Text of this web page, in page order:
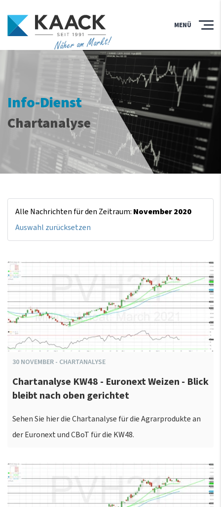
Näher am Markt!
MENÜ
Info-Dienst
Chartanalyse
Alle Nachrichten für den Zeitraum: November 2020
Auswahl zurücksetzen
30 NOVEMBER - CHARTANALYSE
Chartanalyse KW48 - Euronext Weizen - Blick
bleibt nach oben gerichtet
Sehen Sie hier die Chartanalyse für die Agrarprodukte an
der Euronext und CBoT für die KW48.